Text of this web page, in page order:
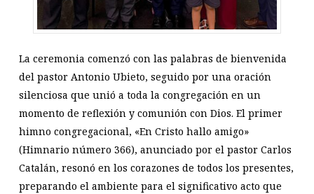
La ceremonia comenzó con las palabras de bienvenida
del pastor Antonio Ubieto, seguido por una oración
silenciosa que unió a toda la congregación en un
momento de reflexión y comunión con Dios. El primer
himno congregacional, «En Cristo hallo amigo»
(Himnario número 366), anunciado por el pastor Carlos
Catalán, resonó en los corazones de todos los presentes,
preparando el ambiente para el significativo acto que